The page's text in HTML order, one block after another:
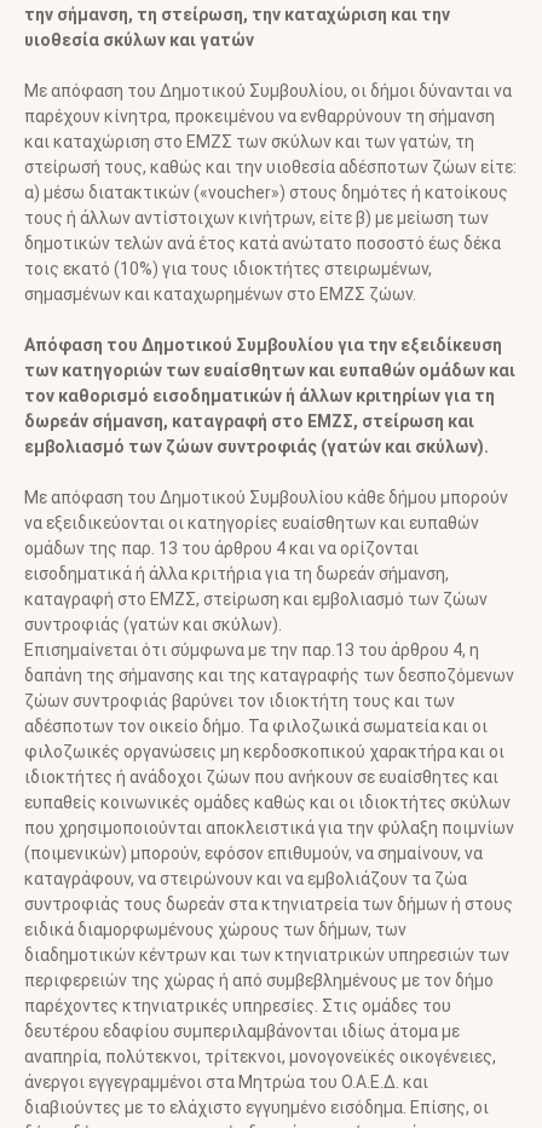
την σήμανση, τη στείρωση, την καταχώριση και την
υιοθεσία σκύλων και γατών
Με απόφαση του Δημοτικού Συμβουλίου, οι δήμοι δύνανται να
παρέχουν κίνητρα, προκειμένου να ενθαρρύνουν τη σήμανση
και καταχώριση στο ΕΜΖΣ των σκύλων και των γατών, τη
στείρωσή τους, καθώς και την υιοθεσία αδέσποτων ζώων είτε:
α) μέσω διατακτικών («voucher») στους δημότες ή κατοίκους
τους ή άλλων αντίστοιχων κινήτρων, είτε β) με μείωση των
δημοτικών τελών ανά έτος κατά ανώτατο ποσοστό έως δέκα
τοις εκατό (10%) για τους ιδιοκτήτες στειρωμένων,
σημασμένων και καταχωρημένων στο ΕΜΖΣ ζώων.
Απόφαση του Δημοτικού Συμβουλίου για την εξειδίκευση
των κατηγοριών των ευαίσθητων και ευπαθών ομάδων και
τον καθορισμό εισοδηματικών ή άλλων κριτηρίων για τη
δωρεάν σήμανση, καταγραφή στο ΕΜΖΣ, στείρωση και
εμβολιασμό των ζώων συντροφιάς (γατών και σκύλων).
Με απόφαση του Δημοτικού Συμβουλίου κάθε δήμου μπορούν
να εξειδικεύονται οι κατηγορίες ευαίσθητων και ευπαθών
ομάδων της παρ. 13 του άρθρου 4 και να ορίζονται
εισοδηματικά ή άλλα κριτήρια για τη δωρεάν σήμανση,
καταγραφή στο ΕΜΖΣ, στείρωση και εμβολιασμό των ζώων
συντροφιάς (γατών και σκύλων).
Επισημαίνεται ότι σύμφωνα με την παρ.13 του άρθρου 4, η
δαπάνη της σήμανσης και της καταγραφής των δεσποζόμενων
ζώων συντροφιάς βαρύνει τον ιδιοκτήτη τους και των
αδέσποτων τον οικείο δήμο. Τα φιλοζωικά σωματεία και οι
φιλοζωικές οργανώσεις μη κερδοσκοπικού χαρακτήρα και οι
ιδιοκτήτες ή ανάδοχοι ζώων που ανήκουν σε ευαίσθητες και
ευπαθείς κοινωνικές ομάδες καθώς και οι ιδιοκτήτες σκύλων
που χρησιμοποιούνται αποκλειστικά για την φύλαξη ποιμνίων
(ποιμενικών) μπορούν, εφόσον επιθυμούν, να σημαίνουν, να
καταγράφουν, να στειρώνουν και να εμβολιάζουν τα ζώα
συντροφιάς τους δωρεάν στα κτηνιατρεία των δήμων ή στους
ειδικά διαμορφωμένους χώρους των δήμων, των
διαδημοτικών κέντρων και των κτηνιατρικών υπηρεσιών των
περιφερειών της χώρας ή από συμβεβλημένους με τον δήμο
παρέχοντες κτηνιατρικές υπηρεσίες. Στις ομάδες του
δευτέρου εδαφίου συμπεριλαμβάνονται ιδίως άτομα με
αναπηρία, πολύτεκνοι, τρίτεκνοι, μονογονεϊκές οικογένειες,
άνεργοι εγγεγραμμένοι στα Μητρώα του Ο.Α.Ε.Δ. και
διαβιούντες με το ελάχιστο εγγυημένο εισόδημα. Επίσης, οι